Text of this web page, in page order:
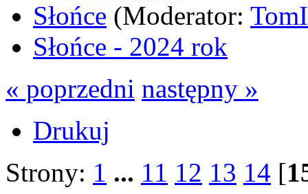
Słońce (Moderator:
Słońce - 2024 rok
« poprzedni następny »
Drukuj
Strony: 1 ... 11 12 13 14 [